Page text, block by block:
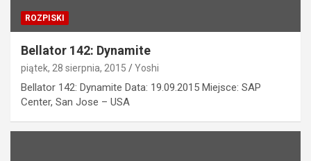
ROZPISKI
Bellator 142: Dynamite
piątek, 28 sierpnia, 2015 Yoshi
Bellator 142: Dynamite Data: 19.09.2015 Miejsce: SAP
Center, San Jose – USA